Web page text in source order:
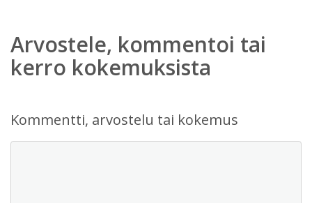
Arvostele, kommentoi tai
kerro kokemuksista
Kommentti, arvostelu tai kokemus